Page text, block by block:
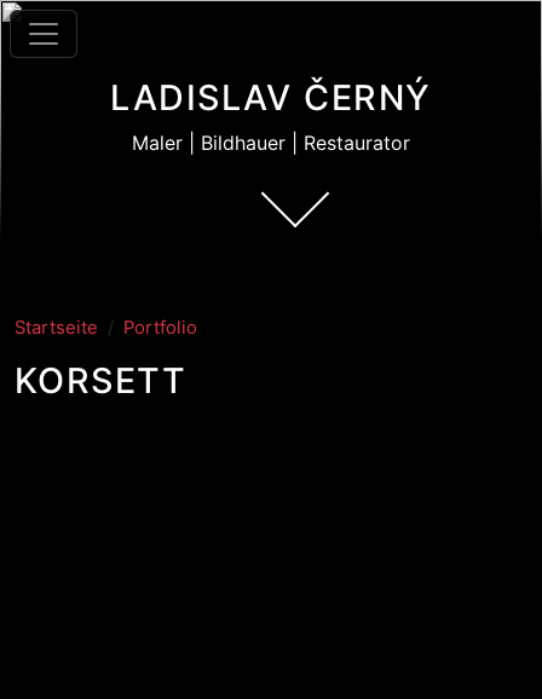
Direkt zum Inhalt
LADISLAV ČERNÝ
Maler | Bildhauer | Restaurator
Startseite Portfolio
KORSETT